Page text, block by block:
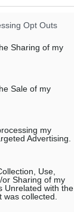
Opt Outs
Sharing of my
Sale of my
my
Advertising.
Use,
Sharing of my
Unrelated with the
collected.